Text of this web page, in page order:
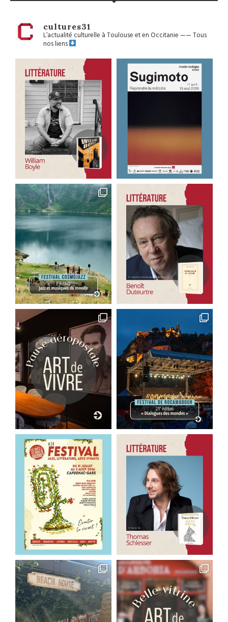
cultures31
L’actualité culturelle à Toulouse et en Occitanie——Tous
nos liens